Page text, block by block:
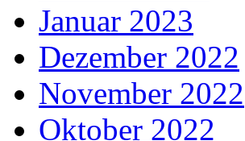
Januar 2023
Dezember 2022
November 2022
Oktober 2022